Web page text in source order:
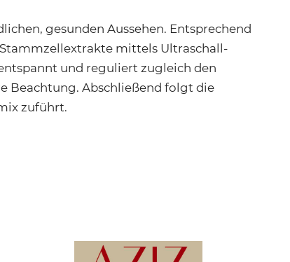
gesunden Aussehen. Entsprechend
mittels Ultraschall-
und reguliert zugleich den
Beachtung. Abschließend folgt die
zuführt.